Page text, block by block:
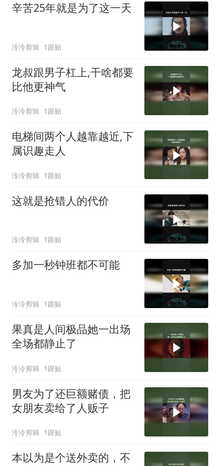
辛苦25年就是为了这一天
泠泠剪辑 1跟贴
龙叔跟男子杠上,干啥都要
比他更神气
泠泠剪辑 1跟贴
电梯间两个人越靠越近,下
属识趣走人
泠泠剪辑 1跟贴
这就是抢错人的代价
泠泠剪辑 1跟贴
多加一秒钟班都不可能
泠泠剪辑 1跟贴
果真是人间极品她一出场
全场都静止了
泠泠剪辑 1跟贴
男友为了还巨额赌债，把
女朋友卖给了人贩子
泠泠剪辑 1跟贴
本以为是个送外卖的，不